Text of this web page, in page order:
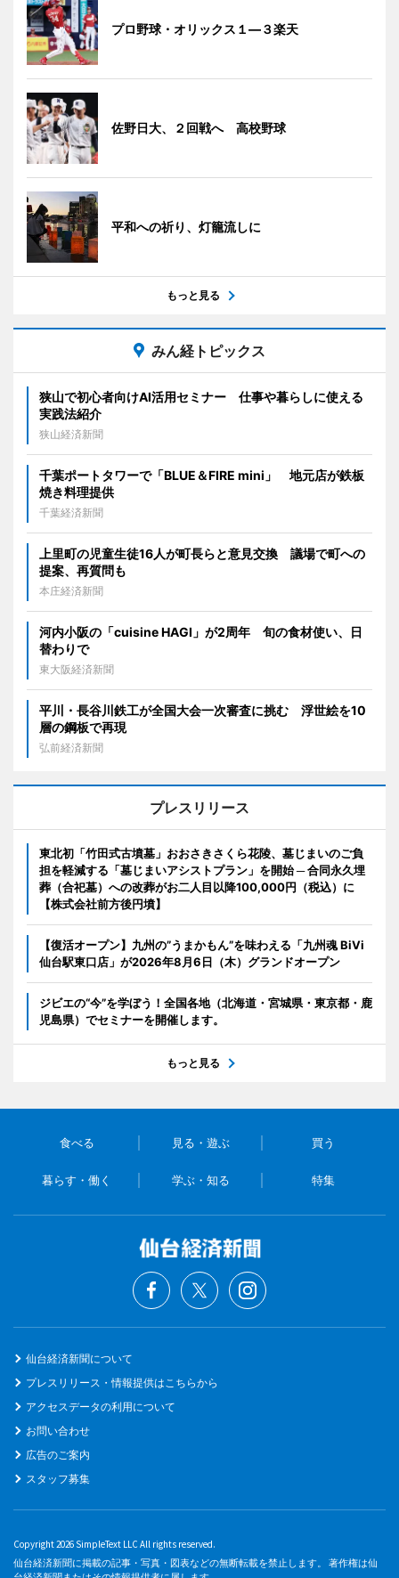
プロ野球・オリックス１―３楽天
佐野日大、２回戦へ 高校野球
平和への祈り、灯籠流しに
もっと見る
みん経トピックス
狭山で初心者向けAI活用セミナー 仕事や暮らしに使える
実践法紹介
狭山経済新聞
千葉ポートタワーで「BLUE＆FIRE mini」 地元店が鉄板
焼き料理提供
千葉経済新聞
上里町の児童生徒16人が町長らと意見交換 議場で町への
提案、再質問も
本庄経済新聞
河内小阪の「cuisine HAGI」が2周年 旬の食材使い、日
替わりで
東大阪経済新聞
平川・長谷川鉄工が全国大会一次審査に挑む 浮世絵を10
層の鋼板で再現
弘前経済新聞
プレスリリース
東北初「竹田式古墳墓」おおさきさくら花陵、墓じまいのご負
担を軽減する「墓じまいアシストプラン」を開始 ─ 合同永久埋
葬（合祀墓）への改葬がお二人目以降100,000円（税込）に
【株式会社前方後円墳】
【復活オープン】九州の”うまかもん”を味わえる「九州魂 BiVi
仙台駅東口店」が2026年8月6日（木）グランドオープン
ジビエの“今”を学ぼう！全国各地（北海道・宮城県・東京都・鹿
児島県）でセミナーを開催します。
もっと見る
食べる 見る・遊ぶ 買う
暮らす・働く 学ぶ・知る 特集
仙台経済新聞について
プレスリリース・情報提供はこちらから
アクセスデータの利用について
お問い合わせ
広告のご案内
スタッフ募集
Copyright 2026 SimpleText LLC All rights reserved.
仙台経済新聞に掲載の記事・写真・図表などの無断転載を禁止します。 著作権は仙